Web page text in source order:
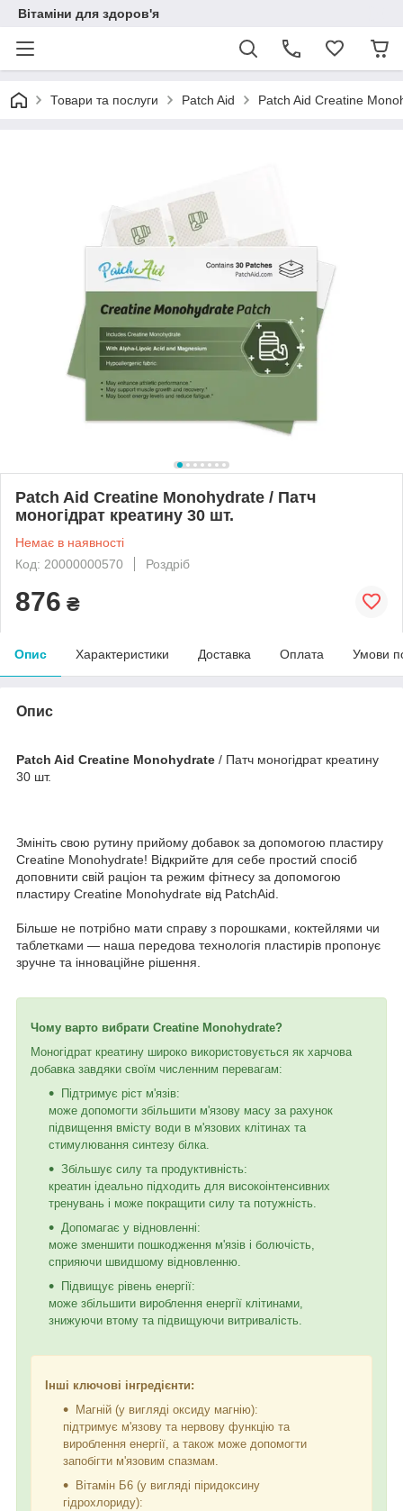
Вітаміни для здоров'я
Товари та послуги Patch Aid Patch Aid Creatine
Patch Aid Creatine Monohydrate / Патч
моногідрат креатину 30 шт.
Немає в наявності
Код: 20000000570
Роздріб
876 ₴
Опис Характеристики Доставка Оплата Умови
Опис
Patch Aid Creatine Monohydrate / Патч моногідрат креатину
30 шт.
Змініть свою рутину прийому добавок за допомогою пластиру
Creatine Monohydrate! Відкрийте для себе простий спосіб
доповнити свій раціон та режим фітнесу за допомогою
пластиру Creatine Monohydrate від PatchAid.
Більше не потрібно мати справу з порошками, коктейлями чи
таблетками — наша передова технологія пластирів пропонує
зручне та інноваційне рішення.
Чому варто вибрати Creatine Monohydrate?
Моногідрат креатину широко використовується як харчова
добавка завдяки своїм численним перевагам:
Підтримує ріст м'язів:
може допомогти збільшити м'язову масу за рахунок
підвищення вмісту води в м'язових клітинах та
стимулювання синтезу білка.
Збільшує силу та продуктивність:
креатин ідеально підходить для високоінтенсивних
тренувань і може покращити силу та потужність.
Допомагає у відновленні:
може зменшити пошкодження м'язів і болючість,
сприяючи швидшому відновленню.
Підвищує рівень енергії:
може збільшити вироблення енергії клітинами,
знижуючи втому та підвищуючи витривалість.
Інші ключові інгредієнти:
Магній (у вигляді оксиду магнію):
підтримує м'язову та нервову функцію та
вироблення енергії, а також може допомогти
запобігти м'язовим спазмам.
Вітамін Б6 (у вигляді піридоксину
гідрохлориду):